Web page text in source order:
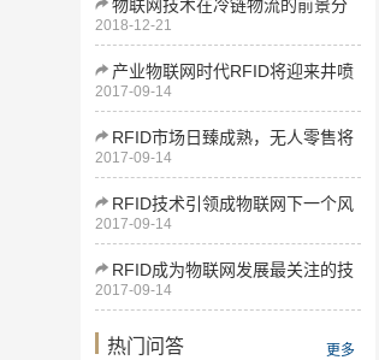
物联网技术在冷链物流的前景分
析
2018-12-21
产业物联网时代RFID将迎来井喷
式发展
2017-09-14
RFID市场日臻成熟，无人零售将
为下一增长点
2017-09-14
RFID技术引领成物联网下一个风
口
2017-09-14
RFID成为物联网发展最关注的技
术
2017-09-14
热门问答 更多